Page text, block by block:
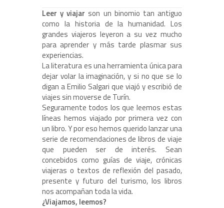
Leer y viajar son un binomio tan antiguo
como la historia de la humanidad. Los
grandes viajeros leyeron a su vez mucho
para aprender y más tarde plasmar sus
experiencias.
La literatura es una herramienta única para
dejar volar la imaginación, y si no que se lo
digan a Emilio Salgari que viajó y escribió de
viajes sin moverse de Turín.
Seguramente todos los que leemos estas
líneas hemos viajado por primera vez con
un libro. Y por eso hemos querido lanzar una
serie de recomendaciones de libros de viaje
que pueden ser de interés. Sean
concebidos como guías de viaje, crónicas
viajeras o textos de reflexión del pasado,
presente y futuro del turismo, los libros
nos acompañan toda la vida.
¿Viajamos, leemos?